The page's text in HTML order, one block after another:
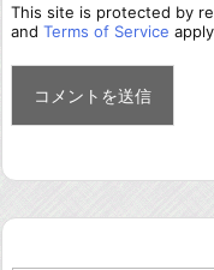
This site is protected by
and Terms of Service